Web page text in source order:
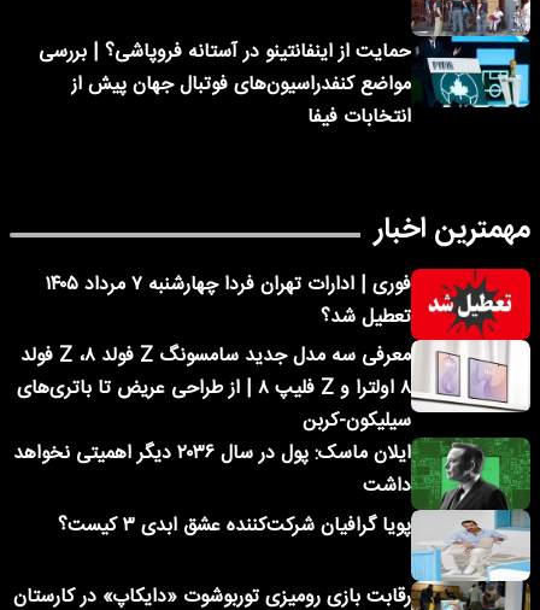
حمایت از اینفانتینو در آستانه فروپاشی؟ | بررسی
مواضع کنفدراسیون‌های فوتبال جهان پیش از
انتخابات فیفا
مهمترین اخبار
فوری | ادارات تهران فردا چهارشنبه ۷ مرداد ۱۴۰۵
تعطیل شد؟
معرفی سه مدل جدید سامسونگ Z فولد ۸، Z فولد
۸ اولترا و Z فلیپ ۸ | از طراحی عریض تا باتری‌های
سیلیکون-کربن
ایلان ماسک: پول در سال ۲۰۳۶ دیگر اهمیتی نخواهد
داشت
پویا گرافیان شرکت‌کننده عشق ابدی ۳ کیست؟
رقابت بازی رومیزی توربوشوت «دایکاپ» در کارستان